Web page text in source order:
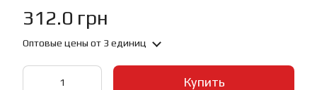
312.0 грн
Оптовые цены от 3 единиц
Купить